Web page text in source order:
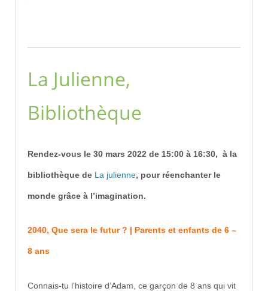
La Julienne,
Bibliothèque
Rendez-vous le 30 mars 2022 de 15:00 à 16:30, à la
bibliothèque de La julienne, pour réenchanter le
monde grâce à l’imagination.
2040, Que sera le futur ? | Parents et enfants de 6 –
8 ans
Connais-tu l’histoire d’Adam, ce garçon de 8 ans qui vit